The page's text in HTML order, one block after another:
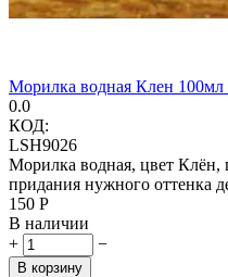
Морилка водная Клен 100мл
0.0
КОД:
LSH9026
Морилка водная, цвет Клён,
придания нужного оттенка
‍150‍ Р
В наличии
+
−
В корзину